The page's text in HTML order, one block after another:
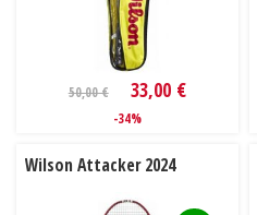
50,00 € 33,00 €
-34%
Wilson Attacker 2024